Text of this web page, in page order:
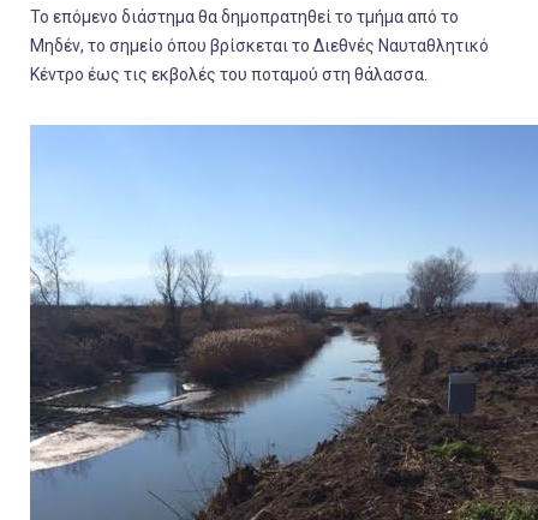
Το επόμενο διάστημα θα δημοπρατηθεί το τμήμα από το
Μηδέν, το σημείο όπου βρίσκεται το Διεθνές Ναυταθλητικό
Κέντρο έως τις εκβολές του ποταμού στη θάλασσα.